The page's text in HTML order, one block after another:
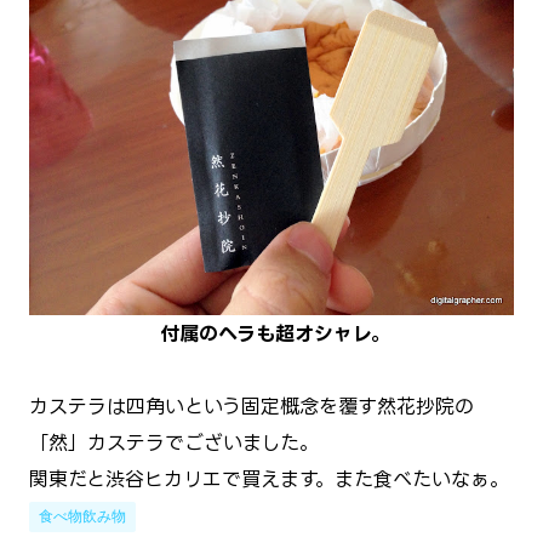
付属のヘラも超オシャレ。
カステラは四角いという固定概念を覆す然花抄院の
「然」カステラでございました。
関東だと渋谷ヒカリエで買えます。また食べたいなぁ。
食べ物飲み物